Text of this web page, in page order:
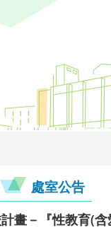
處室公告
畫－『性教育(